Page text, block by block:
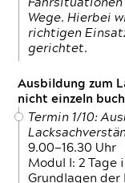
Wege. Hierbei
richtigen
gerichtet.
Ausbildung zum
nicht einzeln
Termin 1/10:
9.00—16.30 Uhr
Modul I: 2 Tage
Grundlagen der